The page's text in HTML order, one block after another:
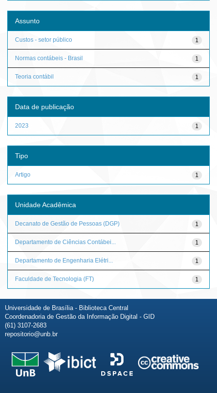
Assunto
1
Custos - setor público
1
Normas contábeis - Brasil
1
Teoria contábil
Data de publicação
1
2023
Tipo
1
Artigo
Unidade Acadêmica
1
Decanato de Gestão de Pessoas (DGP)
1
Departamento de Ciências Contábei...
1
Departamento de Engenharia Elétri...
1
Faculdade de Tecnologia (FT)
Universidade de Brasília - Biblioteca Central
Coordenadoria de Gestão da Informação Digital - GID
(61) 3107-2683
repositorio@unb.br